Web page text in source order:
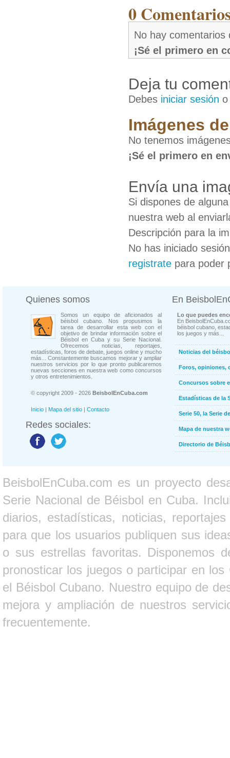
0
No hay comentarios
¡Sé el primero en
Deja tu
Debes iniciar sesión
Imágenes
No tenemos
¡Sé el primero en
Envía una
Si dispones de
nuestra web al
Descripción para la
No has iniciado
registrate para poder
Quienes somos
Somos un equipo de aficionados al
béisbol cubano. Nos propusimos la
tarea de desarrollar esta web con el
objetivo de brindar información sobre el
Béisbol en Cuba y su Serie Nacional.
Ofrecemos noticias, reportajes,
estadísticas, foros de debate, juegos online y mucho
más... Constantemente buscamos mejorar y ampliar
nuestros servicios por lo que pronto publicaremos
nuevas secciones en nuestra web como concursos
y otros entretenimientos.
© copyright 2009 - 2026 BeisbolEnCuba.com
Inicio | Mapa del sitio | Contacto
Redes sociales:
En
Lo que puedes
En
béisbol cubano,
los juegos y más...
Noticias del
Foros, opiniones,
Concursos sobre
Estadísticas de la
Serie 50, la Serie
Mapa de nuestra
Directorio de
BeisbolEnCuba.com es un proyecto
Serie Nacional de Béisbol en Cuba.
diarios, estadísticas, noticias,
para que los usuarios publiquen sus
o sus estrellas favoritas. Disponemos
pronosticar los juegos o participar en
el Béisbol Cubano. Nuestro equipo de
mejora y ampliación de nuestros
frecuentemente.